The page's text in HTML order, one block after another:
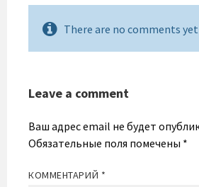
There are no comments yet
Leave a comment
Ваш адрес email не будет
Обязательные поля помечены *
КОММЕНТАРИЙ *